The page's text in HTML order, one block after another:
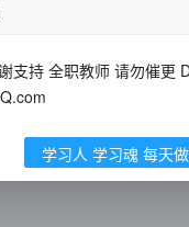
支持 全职教师 请勿催更
学习人 学习魂 每天